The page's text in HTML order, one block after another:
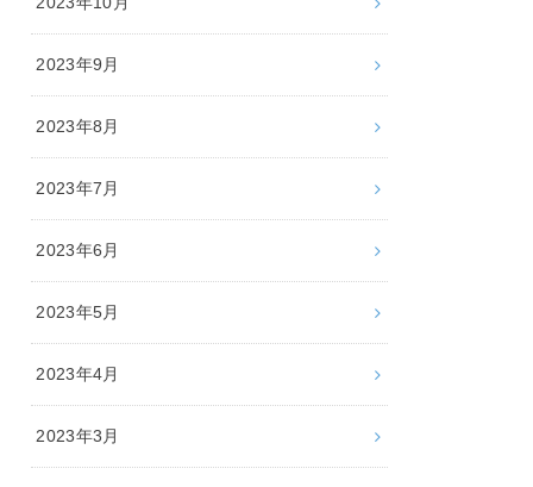
2023年9月
2023年8月
2023年7月
2023年6月
2023年5月
2023年4月
2023年3月